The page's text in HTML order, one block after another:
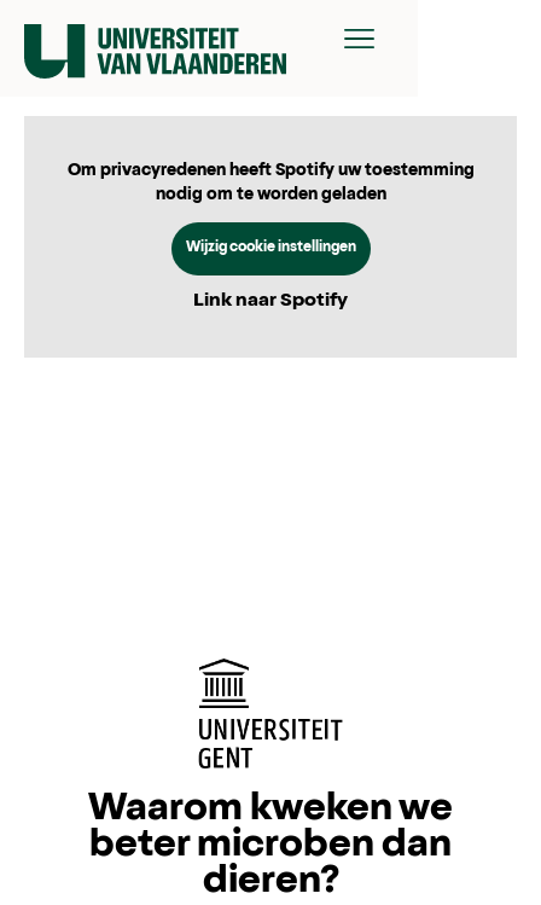
Om privacyredenen heeft Spotify uw toestemming
nodig om te worden geladen
Wijzig cookie instellingen
Link naar Spotify
Waarom kweken we
beter microben dan
dieren?